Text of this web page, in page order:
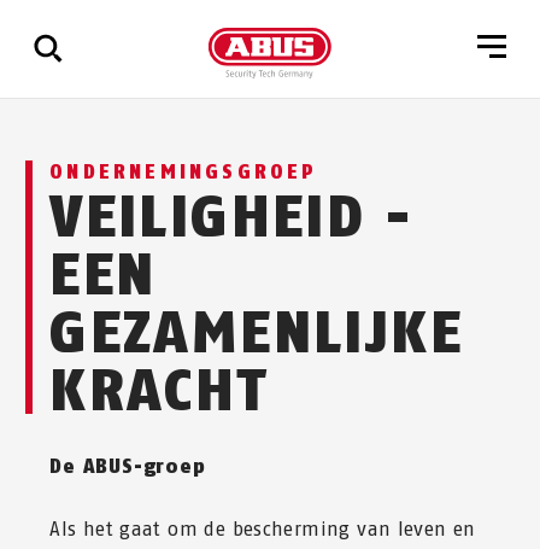
alle
resultaten
weer
ONDERNEMINGSGROEP
VEILIGHEID -
EEN
GEZAMENLIJKE
KRACHT
De ABUS-groep
Als het gaat om de bescherming van leven en